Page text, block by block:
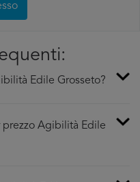
Edile Grosseto?
Agibilità Edile